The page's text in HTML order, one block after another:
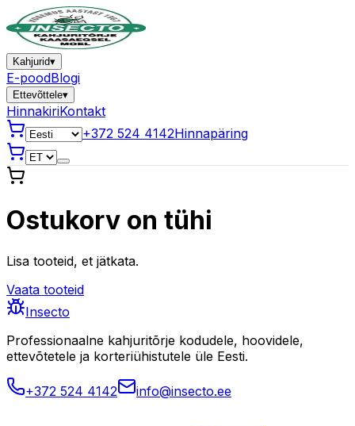
Kahjurid▾
E-poodBlogi
Ettevõttele▾
HinnakiriKontakt
+372 524 4142Hinnapäring
Ostukorv on tühi
Lisa tooteid, et jätkata.
Vaata tooteid
Insecto
Professionaalne kahjuritõrje kodudele, hoovidele,
ettevõtetele ja korteriühistutele üle Eesti.
+372 524 4142 info@insecto.ee